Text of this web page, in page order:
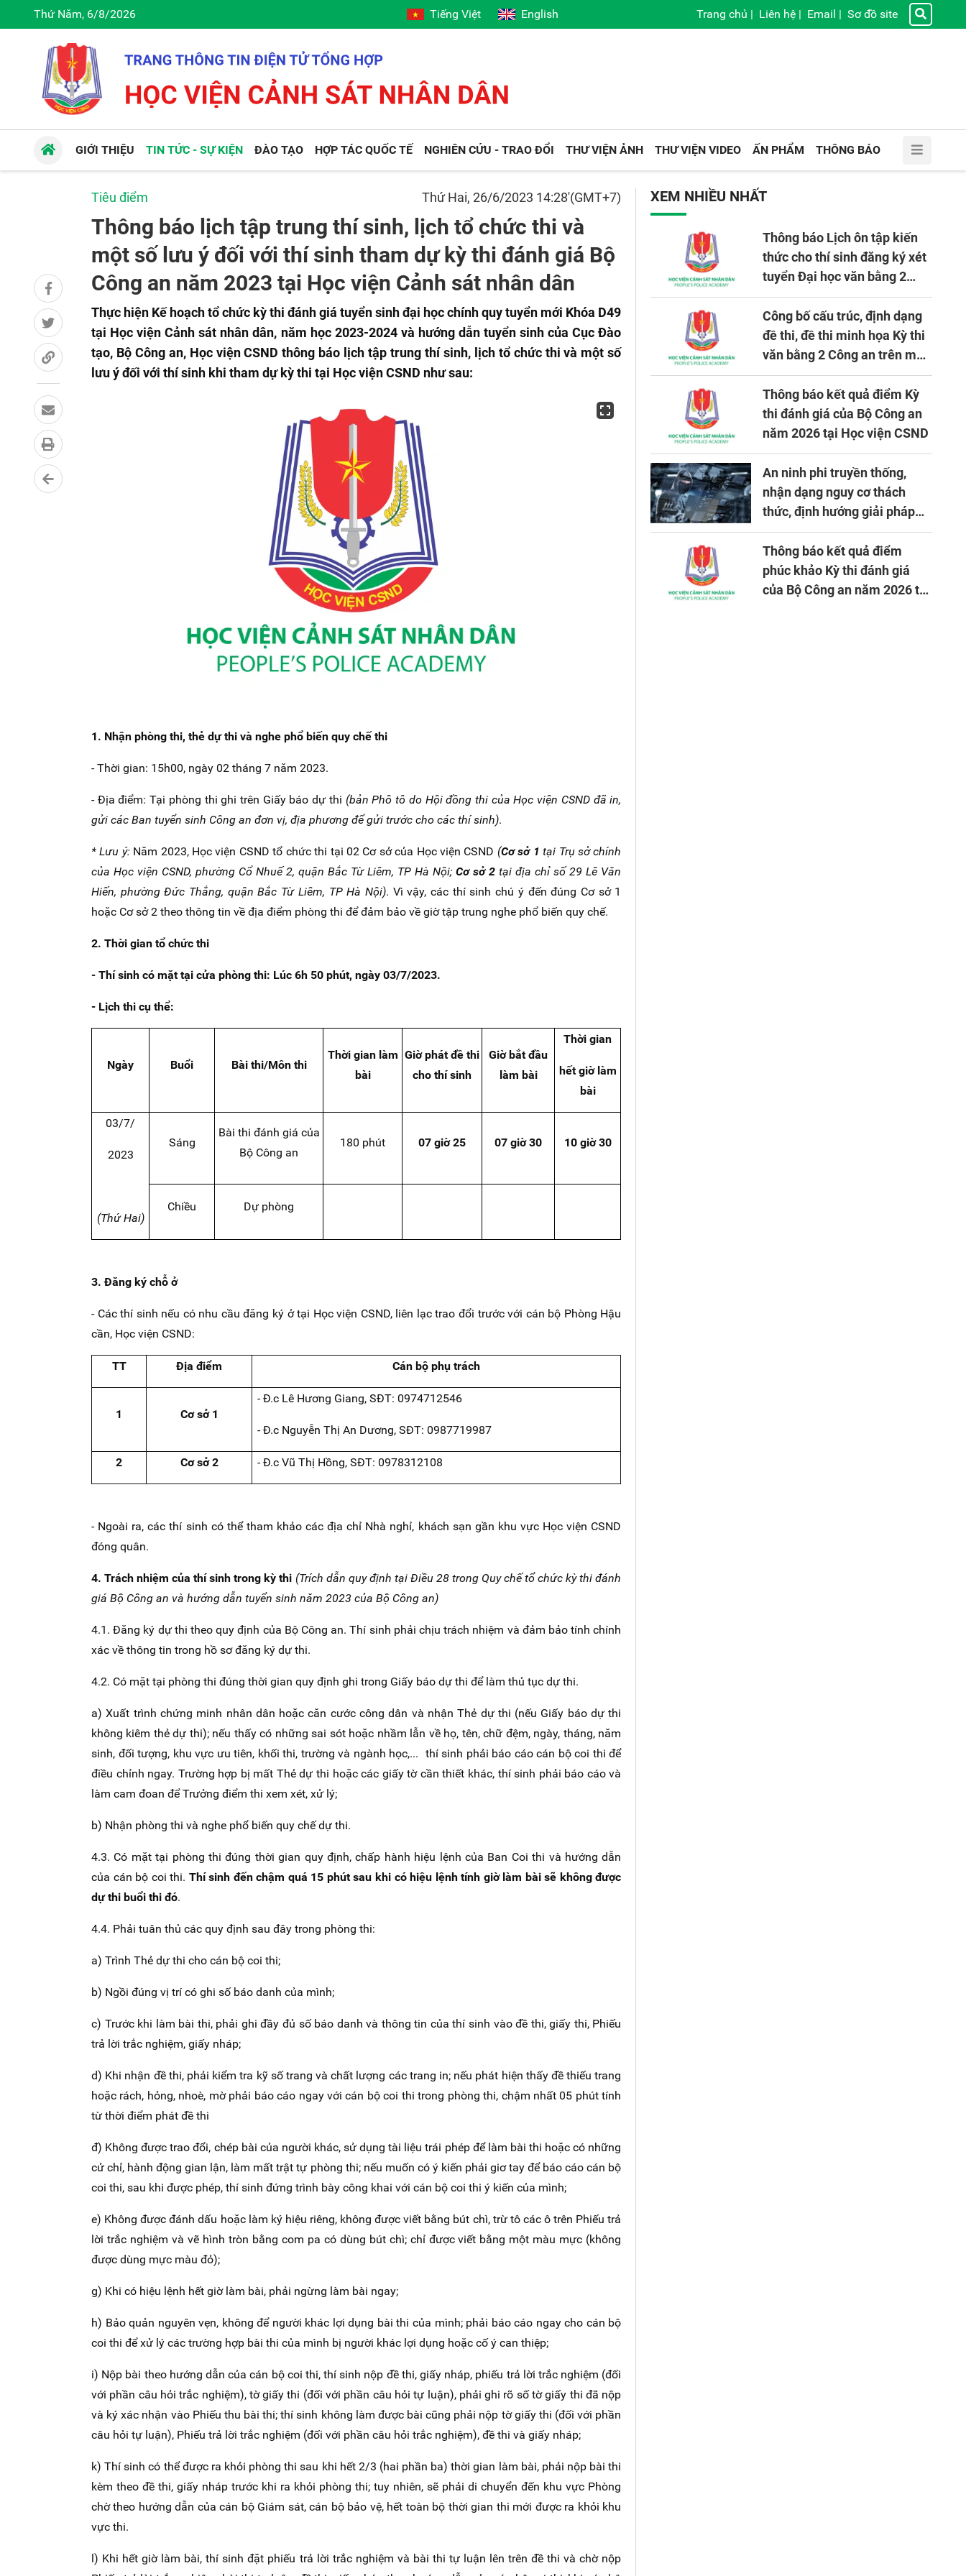
Thứ Năm, 6/8/2026 Tiếng Việt English Trang chủ | Liên hệ | Email | Sơ đồ site
GIỚI THIỆU TIN TỨC - SỰ KIỆN ĐÀO TẠO HỢP TÁC QUỐC TẾ NGHIÊN CỨU - TRAO ĐỔI THƯ VIỆN ẢNH THƯ VIỆN VIDEO ẤN PHẨM THÔNG BÁO
Tiêu điểm Thứ Hai, 26/6/2023 14:28'(GMT+7)
Thông báo lịch tập trung thí sinh, lịch tổ chức thi và
một số lưu ý đối với thí sinh tham dự kỳ thi đánh giá Bộ
Công an năm 2023 tại Học viện Cảnh sát nhân dân
Thực hiện Kế hoạch tổ chức kỳ thi đánh giá tuyển sinh đại học chính quy tuyển mới Khóa D49
tại Học viện Cảnh sát nhân dân, năm học 2023-2024 và hướng dẫn tuyển sinh của Cục Đào
tạo, Bộ Công an, Học viện CSND thông báo lịch tập trung thí sinh, lịch tổ chức thi và một số
lưu ý đối với thí sinh khi tham dự kỳ thi tại Học viện CSND như sau:
1. Nhận phòng thi, thẻ dự thi và nghe phổ biến quy chế thi
- Thời gian: 15h00, ngày 02 tháng 7 năm 2023.
- Địa điểm: Tại phòng thi ghi trên Giấy báo dự thi (bản Phô tô do Hội đồng thi của Học viện CSND đã in,
gửi các Ban tuyển sinh Công an đơn vị, địa phương để gửi trước cho các thí sinh).
* Lưu ý:Năm 2023, Học viện CSND tổ chức thi tại 02 Cơ sở của Học viện CSND (Cơ sở 1 tại Trụ sở chính
của Học viện CSND,phường Cổ Nhuế 2, quận Bắc Từ Liêm, TP Hà Nội;Cơ sở 2 tại địa chỉ số 29 Lê Văn
Hiến, phường Đức Thắng, quận Bắc Từ Liêm, TP Hà Nội). Vì vậy, các thí sinh chú ý đến đúng Cơ sở 1
hoặc Cơ sở 2 theo thông tin về địa điểm phòng thi để đảm bảo về giờ tập trung nghe phổ biến quy chế.
2. Thời gian tổ chức thi
- Thí sinh có mặt tại cửa phòng thi: Lúc 6h 50 phút, ngày 03/7/2023.
- Lịch thi cụ thể:
Ngày Buổi Bài thi/Môn thi
Thời gianlàm
bài
Giờ phát đề thi
cho thí sinh
Giờ bắt đầu
làm bài
Thời gian
hết giờ làm
bài
03/7/
2023
(Thứ Hai)
Sáng
Bài thi đánh giá của
Bộ Công an
180 phút 07 giờ 25 07 giờ 30 10 giờ 30
Chiều Dự phòng
3. Đăng ký chỗ ở
- Các thí sinh nếu có nhu cầu đăng ký ở tại Học viện CSND, liên lạc trao đổi trước với cán bộ Phòng Hậu
cần, Học viện CSND:
TT Địa điểm Cán bộ phụ trách
1 Cơ sở 1
- Đ.c Lê Hương Giang, SĐT: 0974712546
- Đ.c Nguyễn Thị An Dương, SĐT: 0987719987
2 Cơ sở 2 - Đ.c Vũ Thị Hồng, SĐT: 0978312108
- Ngoài ra, các thí sinh có thể tham khảo các địa chỉ Nhà nghỉ, khách sạn gần khu vực Học viện CSND
đóng quân.
4. Trách nhiệm của thí sinh trong kỳ thi (Trích dẫn quy định tại Điều 28 trong Quy chế tổ chức kỳ thi đánh
giá Bộ Công an và hướng dẫn tuyển sinh năm 2023 của Bộ Công an)
4.1. Đăng ký dự thi theo quy định của Bộ Công an. Thí sinh phải chịu trách nhiệm và đảm bảo tính chính
xác về thông tin trong hồ sơ đăng ký dự thi.
4.2. Có mặt tại phòng thi đúng thời gian quy định ghi trong Giấy báo dự thi để làm thủ tục dự thi.
a) Xuất trình chứng minh nhân dân hoặc căn cước công dân và nhận Thẻ dự thi (nếu Giấy báo dự thi
không kiêm thẻ dự thi); nếu thấy có những sai sót hoặc nhầm lẫn về họ, tên, chữ đệm, ngày, tháng, năm
sinh, đối tượng, khu vực ưu tiên, khối thi, trường và ngành học,... thí sinh phải báo cáo cán bộ coi thi để
điều chỉnh ngay. Trường hợp bị mất Thẻ dự thi hoặc các giấy tờ cần thiết khác, thí sinh phải báo cáo và
làm cam đoan để Trưởng điểm thi xem xét, xử lý;
b) Nhận phòng thi và nghe phổ biến quy chế dự thi.
4.3. Có mặt tại phòng thi đúng thời gian quy định, chấp hành hiệu lệnh của Ban Coi thi và hướng dẫn
của cán bộ coi thi. Thí sinh đến chậm quá 15 phút sau khi có hiệu lệnh tính giờ làm bài sẽ không được
dự thi buổi thi đó.
4.4. Phải tuân thủ các quy định sau đây trong phòng thi:
a) Trình Thẻ dự thi cho cán bộ coi thi;
b) Ngồi đúng vị trí có ghi số báo danh của mình;
c) Trước khi làm bài thi, phải ghi đầy đủ số báo danh và thông tin của thí sinh vào đề thi, giấy thi, Phiếu
trả lời trắc nghiệm, giấy nháp;
d) Khi nhận đề thi, phải kiểm tra kỹ số trang và chất lượng các trang in; nếu phát hiện thấy đề thiếu trang
hoặc rách, hỏng, nhoè, mờ phải báo cáo ngay với cán bộ coi thi trong phòng thi, chậm nhất 05 phút tính
từ thời điểm phát đề thi
đ) Không được trao đổi, chép bài của người khác, sử dụng tài liệu trái phép để làm bài thi hoặc có những
cử chỉ, hành động gian lận, làm mất trật tự phòng thi; nếu muốn có ý kiến phải giơ tay để báo cáo cán bộ
coi thi, sau khi được phép, thí sinh đứng trình bày công khai với cán bộ coi thi ý kiến của mình;
e) Không được đánh dấu hoặc làm ký hiệu riêng, không được viết bằng bút chì, trừ tô các ô trên Phiếu trả
lời trắc nghiệm và vẽ hình tròn bằng com pa có dùng bút chì; chỉ được viết bằng một màu mực (không
được dùng mực màu đỏ);
g) Khi có hiệu lệnh hết giờ làm bài, phải ngừng làm bài ngay;
h) Bảo quản nguyên vẹn, không để người khác lợi dụng bài thi của mình; phải báo cáo ngay cho cán bộ
coi thi để xử lý các trường hợp bài thi của mình bị người khác lợi dụng hoặc cố ý can thiệp;
i) Nộp bài theo hướng dẫn của cán bộ coi thi, thí sinh nộp đề thi, giấy nháp, phiếu trả lời trắc nghiệm (đối
với phần câu hỏi trắc nghiệm), tờ giấy thi (đối với phần câu hỏi tự luận), phải ghi rõ số tờ giấy thi đã nộp
và ký xác nhận vào Phiếu thu bài thi; thí sinh không làm được bài cũng phải nộp tờ giấy thi (đối với phần
câu hỏi tự luận), Phiếu trả lời trắc nghiệm (đối với phần câu hỏi trắc nghiệm), đề thi và giấy nháp;
k) Thí sinh có thể được ra khỏi phòng thi sau khi hết 2/3 (hai phần ba) thời gian làm bài, phải nộp bài thi
kèm theo đề thi, giấy nháp trước khi ra khỏi phòng thi; tuy nhiên, sẽ phải di chuyển đến khu vực Phòng
chờ theo hướng dẫn của cán bộ Giám sát, cán bộ bảo vệ, hết toàn bộ thời gian thi mới được ra khỏi khu
vực thi.
l) Khi hết giờ làm bài, thí sinh đặt phiếu trả lời trắc nghiệm và bài thi tự luận lên trên đề thi và chờ nộp
XEM NHIỀU NHẤT
Thông báo Lịch ôn tập kiến
thức cho thí sinh đăng ký xét
tuyển Đại học văn bằng 2
tuyển mới, mở tại Học viện
CSND năm học 2026 - 2027
Công bố cấu trúc, định dạng
đề thi, đề thi minh họa Kỳ thi
văn bằng 2 Công an trên máy
tính
Thông báo kết quả điểm Kỳ
thi đánh giá của Bộ Công an
năm 2026 tại Học viện CSND
An ninh phi truyền thống,
nhận dạng nguy cơ thách
thức, định hướng giải pháp
đảm bảo an ninh quốc gia
trong tình hình hiện nay
Thông báo kết quả điểm
phúc khảo Kỳ thi đánh giá
của Bộ Công an năm 2026 tại